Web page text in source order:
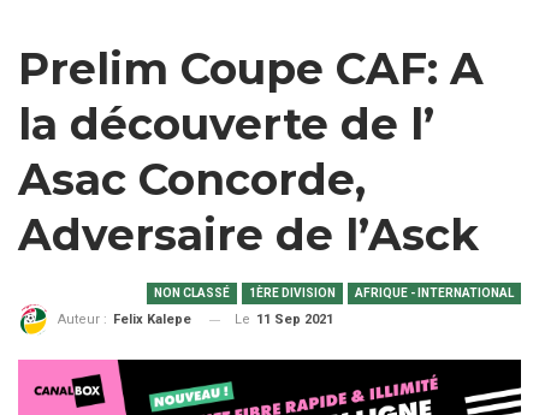
Prelim Coupe CAF: A
la découverte de l’
Asac Concorde,
Adversaire de l’Asck
NON CLASSÉ 1ÈRE DIVISION AFRIQUE - INTERNATIONAL
Auteur : Felix Kalepe Le 11 Sep 2021